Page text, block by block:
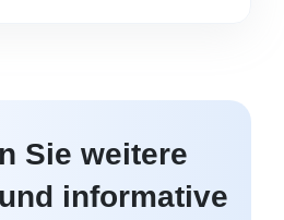
Sie weitere
informative